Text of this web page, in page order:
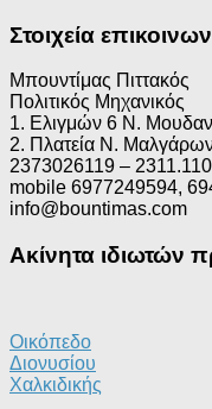
Στοιχεία
Μπουντίμας Πιττακός
Πολιτικός Μηχανικός
1. Ελιγμών 6 Ν.
2. Πλατεία Ν.
2373026119 –
mobile 6977249594,
info@bountimas.com
Ακίνητα ιδιωτών
Οικόπεδο
Διονυσίου
Χαλκιδικής